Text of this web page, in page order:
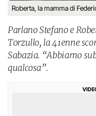
Roberta, la mamma di
Parlano Stefano e
Torzullo, la 41enne
Sabazia. “Abbiamo
qualcosa”.